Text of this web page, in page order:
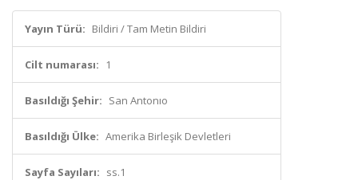
Yayın Türü: Bildiri / Tam Metin Bildiri
Cilt numarası: 1
Basıldığı Şehir: San Antonıo
Basıldığı Ülke: Amerika Birleşik Devletleri
Sayfa Sayıları: ss.1